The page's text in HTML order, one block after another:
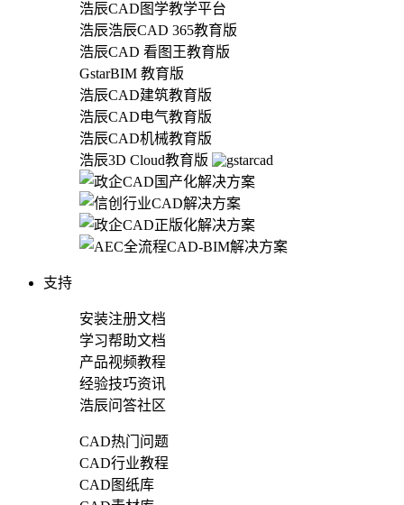
浩辰CAD图学教学平台
浩辰浩辰CAD 365教育版
浩辰CAD 看图王教育版
GstarBIM 教育版
浩辰CAD建筑教育版
浩辰CAD电气教育版
浩辰CAD机械教育版
浩辰3D Cloud教育版
支持
安装注册文档
学习帮助文档
产品视频教程
经验技巧资讯
浩辰问答社区
CAD热门问题
CAD行业教程
CAD图纸库